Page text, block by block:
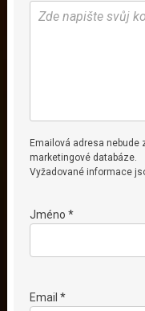
Emailová adresa nebude
marketingové databáze.
Vyžadované informace
Jméno *
Email *